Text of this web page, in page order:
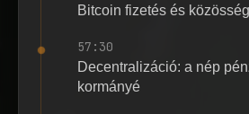
Bitcoin fizetés és
57:30
Decentralizáció: a nép
kormányé